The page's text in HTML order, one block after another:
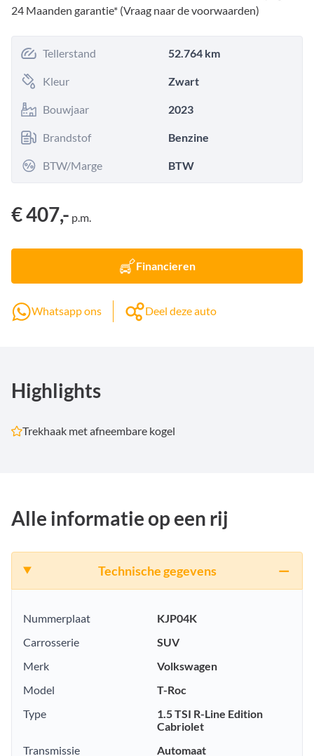
24 Maanden garantie* (Vraag naar de voorwaarden)
Tellerstand 52.764 km
Kleur Zwart
Bouwjaar 2023
Brandstof Benzine
BTW/Marge BTW
€ 407,- p.m.
Financieren
Whatsapp ons Deel deze auto
Highlights
Trekhaak met afneembare kogel
Alle informatie op een rij
Technische gegevens
Nummerplaat
KJP04K
Carrosserie
SUV
Merk
Volkswagen
Model
T-Roc
Type
1.5 TSI R-Line Edition
Cabriolet
Transmissie
Automaat